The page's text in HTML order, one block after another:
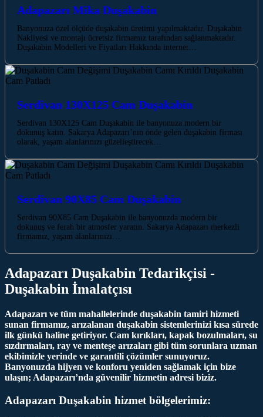
Adapazarı Mika Duşakabin
Banyonuza özel ölçüde duşakabin üretimi yapılmaktadır. Duşakabin
Nakliyesi ve montajı ücretsiz firmamız tarafından sağlanmaktadır.
Duşakabin Modelleri ve Fiyatları Hakkında internet…
Serdivan 130X125 Cam Duşakabin
Serdivan 130X125 Cam Duşakabin ile banyonuza modern bir
dokunuş katın. Sakarya Adapazarı’nın önde gelen duşakabin firması
olarak, yaşam alanlarınızı güzelleştirecek…
Serdivan 90X85 Cam Duşakabin
Serdivan 90X85 Cam Duşakabin ile banyonuzda modern bir
dokunuş ve ferah bir atmosfer yaratın. Sakarya Adapazarı merkezli
firmamız, yaşam alanlarınızı…
Adapazarı Duşakabin Tedarikçisi -
Duşakabin İmalatçısı
Adapazarı ve tüm mahallelerinde duşakabin tamiri hizmeti
sunan firmamız, arızalanan duşakabin sistemlerinizi kısa sürede
ilk günkü haline getiriyor. Cam kırıkları, kapak bozulmaları, su
sızdırmaları, ray ve menteşe arızaları gibi tüm sorunlara uzman
ekibimizle yerinde ve garantili çözümler sunuyoruz.
Banyonuzda hijyen ve konforu yeniden sağlamak için bize
ulaşın; Adapazarı’nda güvenilir hizmetin adresi biziz.
Adapazarı Duşakabin hizmet bölgelerimiz: